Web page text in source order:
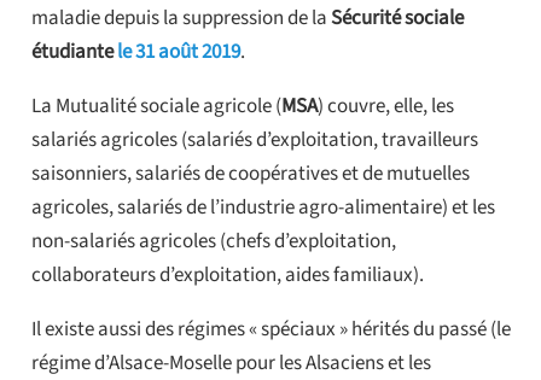
maladie depuis la suppression de laSécurité sociale
étudiantele 31 août 2019.
La Mutualité sociale agricole (MSA) couvre, elle, les
salariés agricoles (salariés d’exploitation, travailleurs
saisonniers, salariés de coopératives et de mutuelles
agricoles, salariés de l’industrie agro-alimentaire) et les
non-salariés agricoles (chefs d’exploitation,
collaborateurs d’exploitation, aides familiaux).
Il existe aussi des régimes « spéciaux » hérités du passé (le
régime d’Alsace-Moselle pour les Alsaciens et les